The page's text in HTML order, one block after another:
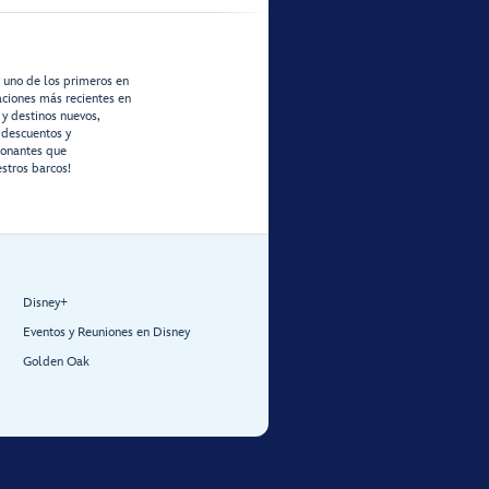
uno de los primeros en
más recientes en
destinos nuevos,
y
que
barcos!
Disney+
Eventos y Reuniones en Disney
Golden Oak